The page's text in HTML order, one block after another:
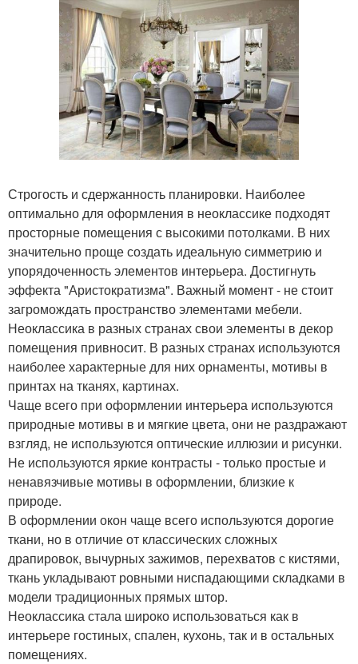
Строгость и сдержанность планировки. Наиболее
оптимально для оформления в неоклассике подходят
просторные помещения с высокими потолками. В них
значительно проще создать идеальную симметрию и
упорядоченность элементов интерьера. Достигнуть
эффекта "Аристократизма". Важный момент - не стоит
загромождать пространство элементами мебели.
Неоклассика в разных странах свои элементы в декор
помещения привносит. В разных странах используются
наиболее характерные для них орнаменты, мотивы в
принтах на тканях, картинах.
Чаще всего при оформлении интерьера используются
природные мотивы в и мягкие цвета, они не раздражают
взгляд, не используются оптические иллюзии и рисунки.
Не используются яркие контрасты - только простые и
ненавязчивые мотивы в оформлении, близкие к
природе.
В оформлении окон чаще всего используются дорогие
ткани, но в отличие от классических сложных
драпировок, вычурных зажимов, перехватов с кистями,
ткань укладывают ровными ниспадающими складками в
модели традиционных прямых штор.
Неоклассика стала широко использоваться как в
интерьере гостиных, спален, кухонь, так и в остальных
помещениях.